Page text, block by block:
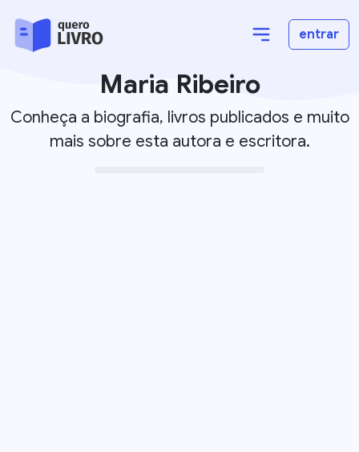
entrar
Maria Ribeiro
Conheça a biografia, livros publicados e muito
mais sobre esta autora e escritora.